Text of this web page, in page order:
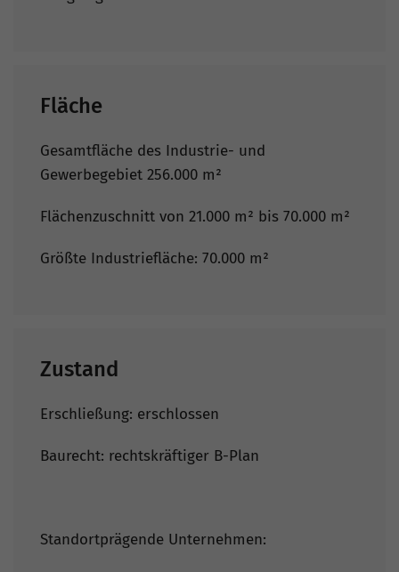
Fläche
Gesamtfläche des Industrie- und
Gewerbegebiet 256.000 m²
Flächenzuschnitt von 21.000 m² bis 70.000 m²
Größte Industriefläche: 70.000 m²
Zustand
Erschließung: erschlossen
Baurecht: rechtskräftiger B-Plan
Standortprägende Unternehmen: